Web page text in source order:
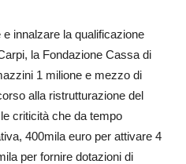
innalzare la qualificazione
la Fondazione Cassa di
1 milione e mezzo di
alla ristrutturazione del
criticità che da tempo
400mila euro per attivare 4
per fornire dotazioni di